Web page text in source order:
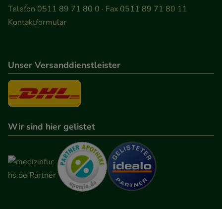
Telefon 0511 89 71 80 0 · Fax 0511 89 71 80 11
Kontaktformular
Unser Versanddienstleister
Wir sind hier gelistet